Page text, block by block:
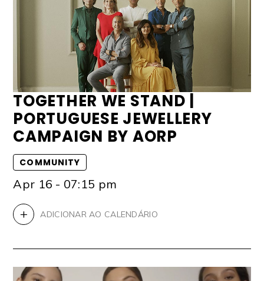
TOGETHER WE STAND |
PORTUGUESE JEWELLERY
CAMPAIGN BY AORP
COMMUNITY
Apr 16 - 07:15 pm
+ ADICIONAR AO CALENDÁRIO